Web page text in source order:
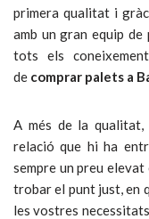
primera qualitat i
amb un gran equip
tots els
de comprar palets a
A més de la qualitat,
relació que hi ha
sempre un preu
trobar el punt just, en
les vostres